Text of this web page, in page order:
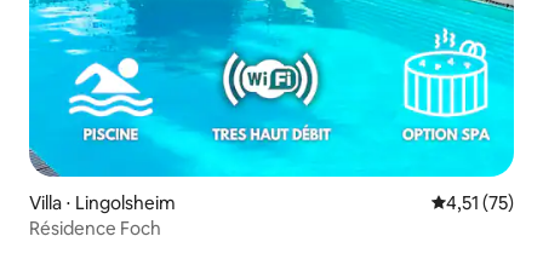
Villa ⋅ Lingolsheim Évaluation
4,51 (75)
Résidence Foch